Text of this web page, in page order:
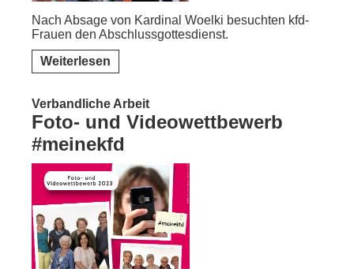
Nach Absage von Kardinal Woelki besuchten kfd-
Frauen den Abschlussgottesdienst.
Weiterlesen
Verbandliche Arbeit
Foto- und Videowettbewerb
#meinekfd